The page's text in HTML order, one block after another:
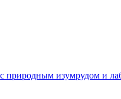
природным изумрудом и